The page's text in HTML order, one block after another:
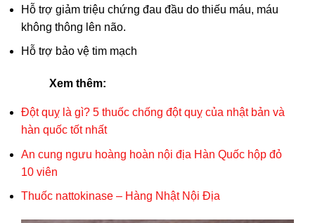
Hỗ trợ giảm triệu chứng đau đầu do thiếu máu, máu
không thông lên não.
Hỗ trợ bảo vệ tim mạch
Xem thêm:
Đột quỵ là gì? 5 thuốc chống đột quỵ của nhật bản và
hàn quốc tốt nhất
An cung ngưu hoàng hoàn nội địa Hàn Quốc hộp đỏ
10 viên
Thuốc nattokinase – Hàng Nhật Nội Địa